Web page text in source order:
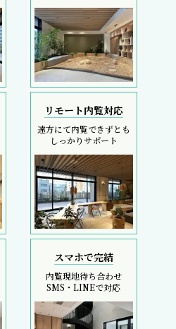
リモート内覧対応
遠方にて内覧できずとも
しっかりサポート
スマホで完結
内覧現地待ち合わせ
SMS・LINEで対応